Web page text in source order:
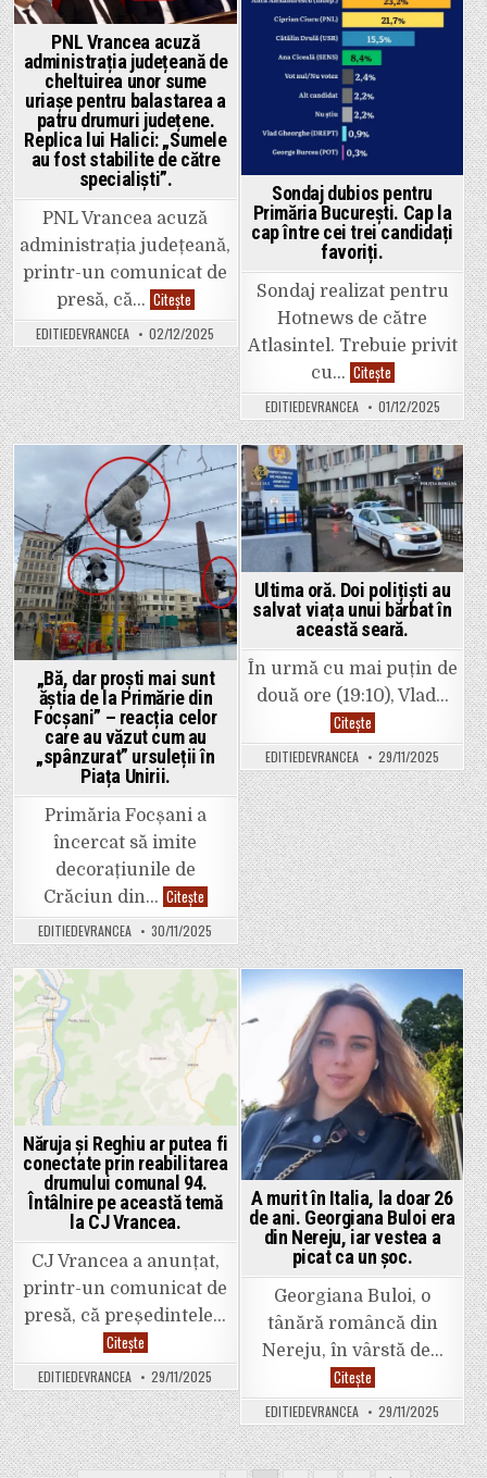
grija
statului.
„Am
primit
doar
8,4
milioane
de
lei
de
la
Guvern,
necesarul
era
de
31
de
milioane
de
lei”
PNL Vrancea acuză
administrația județeană de
cheltuirea unor sume
uriașe pentru balastarea a
patru drumuri județene.
Replica lui Halici: „Sumele
au fost stabilite de către
specialiști”.
PNL Vrancea acuză
administrația județeană,
printr-un comunicat de
presă, că… CiteștePNL
Vrancea
acuză
administrația
județeană
de
cheltuirea
unor
sume
uriașe
pentru
balastarea
patru
drumuri
județene.
Replica
lui
Halici:
„Sumele
au
fost
stabilite
de
către
specialiști”.
EDITIEDEVRANCEA 02/12/2025
Sondaj dubios pentru
Primăria București. Cap la
cap între cei trei candidați
favoriți.
Sondaj realizat pentru
Hotnews de către
Atlasintel. Trebuie privit
cu… CiteșteSondaj
dubios
pentru
Primăria
București.
Cap
la
cap
între
cei
trei
candidați
favoriți.
EDITIEDEVRANCEA 01/12/2025
Posted
in
„Bă, dar proști mai sunt
ăștia de la Primărie din
Focșani” – reacția celor
care au văzut cum au
„spânzurat” ursuleții în
Piața Unirii.
Primăria Focșani a
încercat să imite
decorațiunile de
Crăciun din… Citește„Bă,
dar
proști
mai
sunt
ăștia
la
Primărie
din
Focșani”
–
celor
care
au
văzut
cum
au
„spânzurat”
ursuleții
în
Piața
EDITIEDEVRANCEA 30/11/2025
Posted
in
Ultima oră. Doi polițiști au
salvat viața unui bărbat în
această seară.
În urmă cu mai puțin de
două ore (19:10), Vlad…
CiteșteUltima
oră.
Doi
polițiști
au
salvat
viața
unui
bărbat
în
această
seară.
EDITIEDEVRANCEA 29/11/2025
Posted
in
Năruja și Reghiu ar putea fi
conectate prin reabilitarea
drumului comunal 94.
Întâlnire pe această temă
la CJ Vrancea.
CJ Vrancea a anunțat,
printr-un comunicat de
presă, că președintele…
CiteșteNăruja
și
Reghiu
ar
putea
fi
conectate
prin
reabilitarea
drumului
EDITIEDEVRANCEA 29/11/2025
Posted
in
A murit în Italia, la doar 26
de ani. Georgiana Buloi era
din Nereju, iar vestea a
picat ca un șoc.
Georgiana Buloi, o
tânără româncă din
Nereju, în vârstă de…
CiteșteA
murit
în
Italia,
la
doar
26
EDITIEDEVRANCEA 29/11/2025